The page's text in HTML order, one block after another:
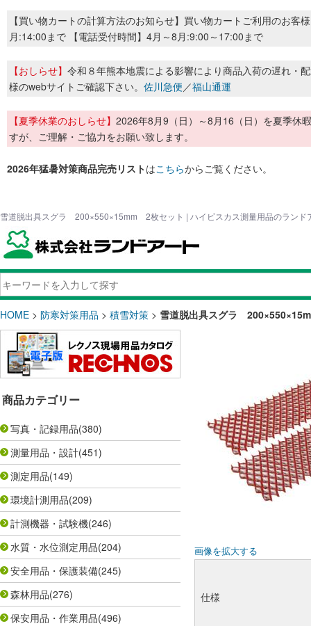
【買い物カートの計算方法のお知らせ】買い物カートご利用のお客
月:14:00まで 【電話受付時間】4月～8月:9:00～17:00まで
【おしらせ】 令和８年熊本地震による影響により商品入荷の遅れ・
様のwebサイトご確認下さい。 佐川急便／福山通運
【夏季休業のおしらせ】 2026年8月9（日）～8月16（日）を夏季休
すが、ご理解・ご協力をお願い致します。
2026年猛暑対策商品完売リストはこちらからご覧ください。
雪道脱出具スグラ 200×550×15mm 2枚セット | ハイビスカス測量用品のランド
HOME > 防寒対策用品 > 積雪対策 > 雪道脱出具スグラ
商品カテゴリー
写真・記録用品(380)
測量用品・設計(451)
測定用品(149)
環境計測用品(209)
計測機器・試験機(246)
水質・水位測定用品(204)
安全用品・保護装備(245)
森林用品(276)
保安用品・作業用品(496)
画像を拡大する
仕様